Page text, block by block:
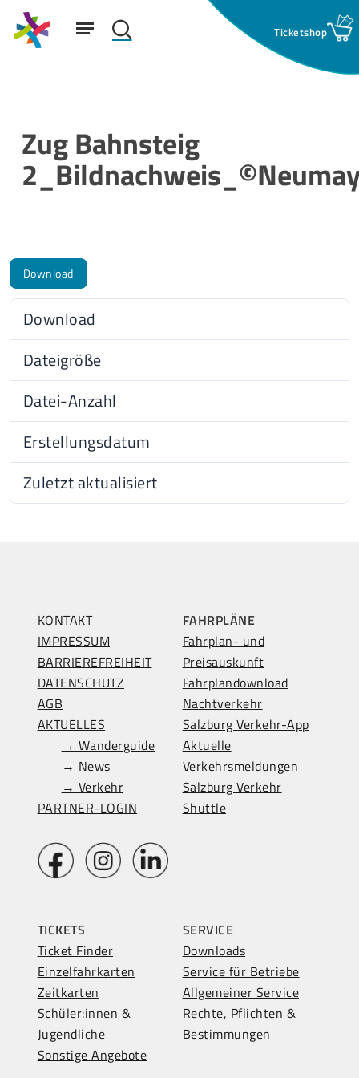
Skip
mainSuchfeld: search
Menu
Zug Bahnsteig
Download
Download
Dateigröße
Datei-Anzahl
Erstellungsdatum
Zuletzt aktualisiert
KONTAKT
IMPRESSUM
BARRIEREFREIHEIT
DATENSCHUTZ
AGB
AKTUELLES
→ Wanderguide
→ News
→ Verkehr
PARTNER-LOGIN
FAHRPLÄNE
Fahrplan- und
Preisauskunft
Fahrplandownload
Nachtverkehr
Salzburg Verkehr-App
Aktuelle
Verkehrsmeldungen
Salzburg Verkehr
Shuttle
TICKETS
Ticket Finder
Einzelfahrkarten
Zeitkarten
Schüler:innen &
Jugendliche
Sonstige Angebote
SERVICE
Downloads
Service für Betriebe
Allgemeiner Service
Rechte, Pflichten &
Bestimmungen